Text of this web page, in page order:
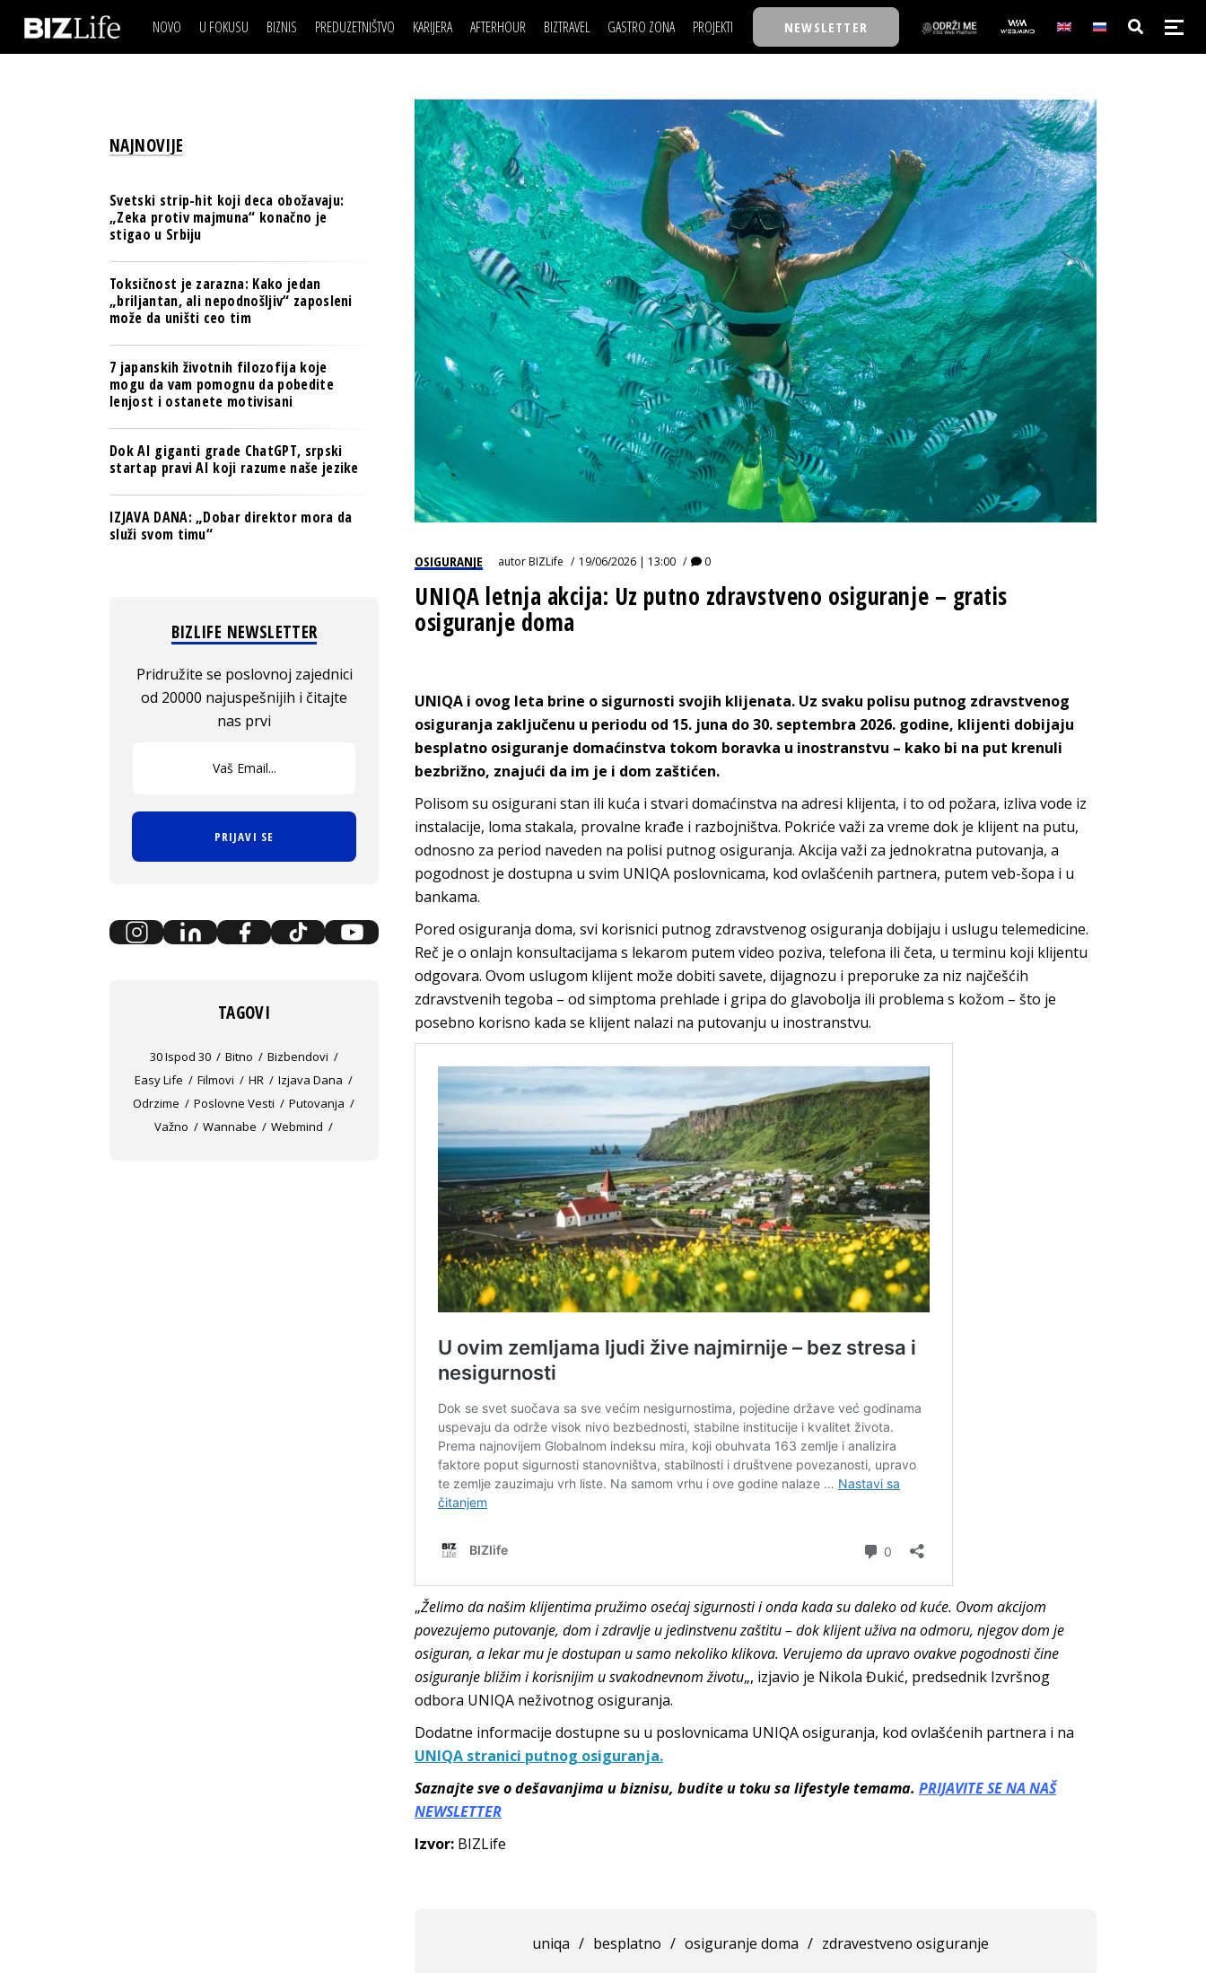
NOVO U FOKUSU BIZNIS
BREND I KOMUNIKACIJE
BANKE
TECH I AI
BIZNIS & SPORT
PULS REGIONA
NOVO NA RAFU
PREDUZETNIŠTVO KARIJERA
LJUDI (HR)
MOJ UGAO
USAVRŠAVANJE
KNOW-HOW
AFTERHOUR
KNJIGE
AUTO SVET
STIL
WELLBEING
BIZTRAVEL GASTRO ZONA PROJEKTI
TASTY TALKS
30 ISPOD 30
BACK TO OFFICE/SCHOOL
BIZBENDOVI
BIZKOLEGIJUM
BMW BIZNIS LIGA
BIZLIFE WEEK
IZJAVA GODINE
NEWSLETTER
IZJAVA DANABIZNIS SCENA
BREND I KOMUNIKACIJE
OSIGURANJE
TECH I AI
PULS REGIONA
POSAO
MOJ UGAO
USAVRŠAVANJE
KNOW-HOW
FILM I SCENA
AUTO SVET
STIL
WELLBEING
NAJKOLEGA
30 ISPOD 30
BACK TO OFFICE/SCHOOL
BIZBENDOVI
BIZKOLEGIJUM
BMW BIZNIS LIGA
BIZLIFE WEEK
IZJAVA GODINE
OSIGURANJE autorBIZLife 19/06/2026 | 13:00 0
UNIQA letnja akcija: Uz putno zdravstveno osiguranje – gratis
osiguranje doma
UNIQA i ovog leta brine o sigurnosti svojih klijenata. Uz svaku polisu putnog zdravstvenog
osiguranja zaključenu u periodu od 15. juna do 30. septembra 2026. godine, klijenti dobijaju
besplatno osiguranje domaćinstva tokom boravka u inostranstvu – kako bi na put krenuli
bezbrižno, znajući da im je i dom zaštićen.
Polisom su osigurani stan ili kuća i stvari domaćinstva na adresi klijenta, i to od požara, izliva vode iz
instalacije, loma stakala, provalne krađe i razbojništva. Pokriće važi za vreme dok je klijent na putu,
odnosno za period naveden na polisi putnog osiguranja. Akcija važi za jednokratna putovanja, a
pogodnost je dostupna u svim UNIQA poslovnicama, kod ovlašćenih partnera, putem veb-šopa i u
bankama.
Pored osiguranja doma, svi korisnici putnog zdravstvenog osiguranja dobijaju i uslugu telemedicine.
Reč je o onlajn konsultacijama s lekarom putem video poziva, telefona ili četa, u terminu koji klijentu
odgovara. Ovom uslugom klijent može dobiti savete, dijagnozu i preporuke za niz najčešćih
zdravstvenih tegoba – od simptoma prehlade i gripa do glavobolja ili problema s kožom – što je
posebno korisno kada se klijent nalazi na putovanju u inostranstvu.
„Želimo da našim klijentima pružimo osećaj sigurnosti i onda kada su daleko od kuće. Ovom akcijom
povezujemo putovanje, dom i zdravlje u jedinstvenu zaštitu – dok klijent uživa na odmoru, njegov dom je
osiguran, a lekar mu je dostupan u samo nekoliko klikova. Verujemo da upravo ovakve pogodnosti čine
osiguranje bližim i korisnijim u svakodnevnom životu„, izjavio je Nikola Đukić, predsednik Izvršnog
odbora UNIQA neživotnog osiguranja.
Dodatne informacije dostupne su u poslovnicama UNIQA osiguranja, kod ovlašćenih partnera i na
UNIQA stranici putnog osiguranja.
Saznajte sve o dešavanjima u biznisu, budite u toku sa lifestyle temama. PRIJAVITE SE NA NAŠ
NEWSLETTER
Izvor: BIZLife
uniqa / besplatno / osiguranje doma / zdravestveno osiguranje
NAJNOVIJE
Svetski strip-hit koji deca obožavaju:
„Zeka protiv majmuna“ konačno je
stigao u Srbiju
Toksičnost je zarazna: Kako jedan
„briljantan, ali nepodnošljiv“ zaposleni
može da uništi ceo tim
7 japanskih životnih filozofija koje
mogu da vam pomognu da pobedite
lenjost i ostanete motivisani
Dok AI giganti grade ChatGPT, srpski
startap pravi AI koji razume naše jezike
IZJAVA DANA: „Dobar direktor mora da
služi svom timu“
BIZLIFE NEWSLETTER
Pridružite se poslovnoj zajednici
od 20000 najuspešnijih i čitajte
nas prvi
PRIJAVI SE
TAGOVI
30 Ispod 30 Bitno
Bizbendovi
Easy Life
Filmovi HR
Izjava Dana
Odrzime
Poslovne Vesti
Putovanja
Važno
Wannabe Webmind